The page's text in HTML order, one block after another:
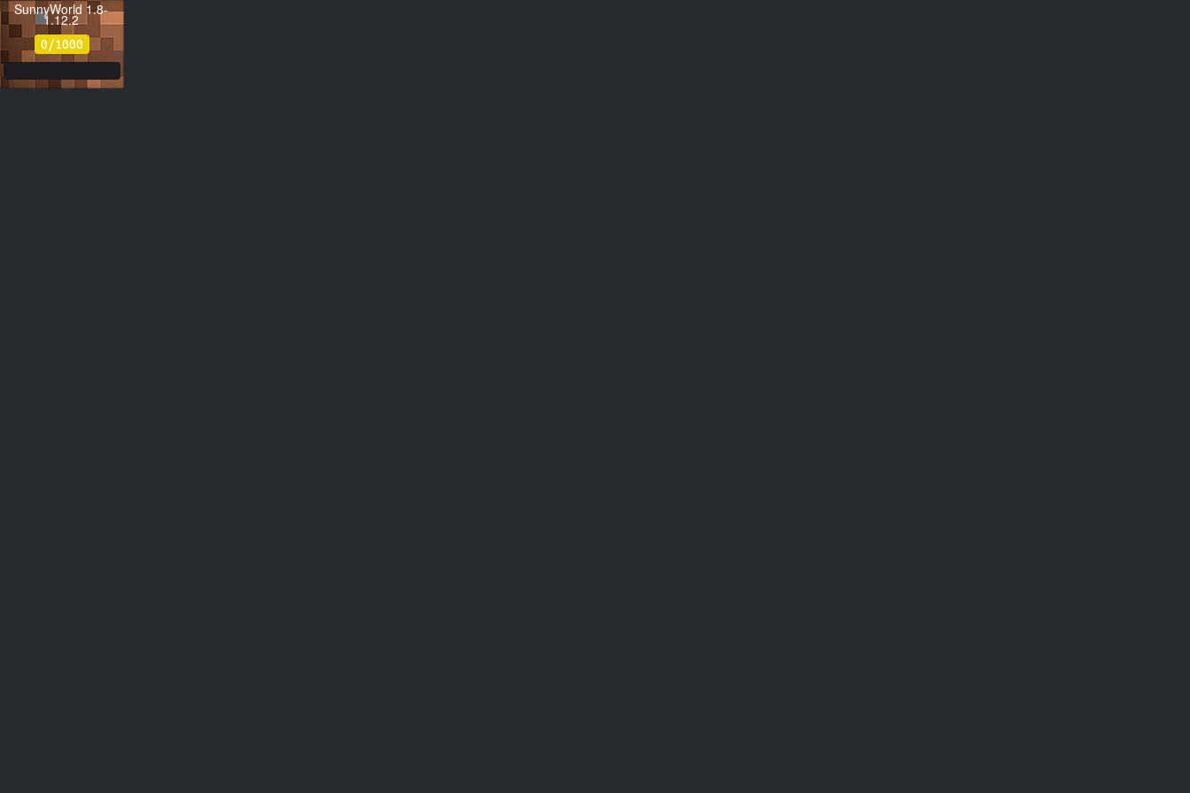
SunnyWorld 1.8-
1.12.2
0/1000